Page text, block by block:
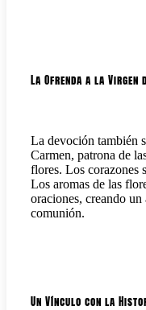
La Ofrenda a la Virgen
La devoción también
Carmen, patrona de
flores. Los corazones
Los aromas de las
oraciones, creando
comunión.
Un Vínculo con la